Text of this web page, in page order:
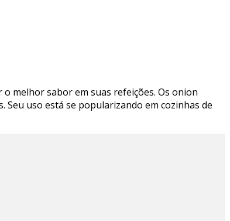
melhor sabor em suas refeições. Os onion
uso está se popularizando em cozinhas de